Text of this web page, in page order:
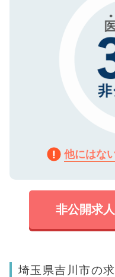
他にはな
非公開求
埼玉県吉川市の